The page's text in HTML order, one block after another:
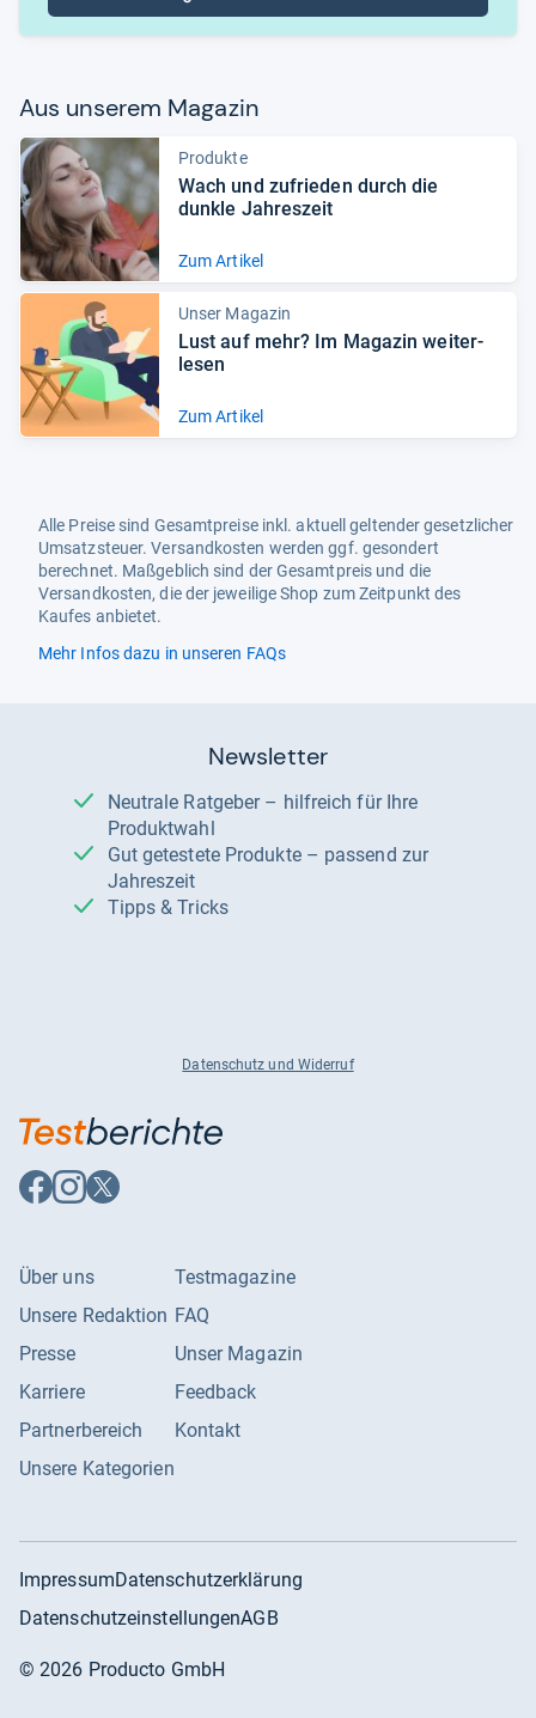
Aus unse­rem Maga­zin
Produkte
Wach und zufrie­den durch die
dunkle Jah­res­zeit
Zum Artikel
Unser Magazin
Lust auf mehr? Im Maga­zin wei­ter­
le­sen
Zum Artikel
Alle Preise sind Gesamtpreise inkl. aktuell geltender gesetzlicher
Umsatzsteuer. Versandkosten werden ggf. gesondert
berechnet. Maßgeblich sind der Gesamtpreis und die
Versandkosten, die der jeweilige Shop zum Zeitpunkt des
Kaufes anbietet.
Mehr Infos dazu in unseren FAQs
Newsletter
Neutrale Ratgeber – hilfreich für Ihre
Produktwahl
Gut getestete Produkte – passend zur
Jahreszeit
Tipps & Tricks
Datenschutz und Widerruf
Auf
Facebook
Auf
Instagram
Auf
X
Über uns
Unsere Redaktion
Presse
Karriere
Partnerbereich
Unsere Kategorien
Testmagazine
FAQ
Unser Magazin
Feedback
Kontakt
ImpressumDatenschutzerklärung
DatenschutzeinstellungenAGB
©2026 Producto GmbH